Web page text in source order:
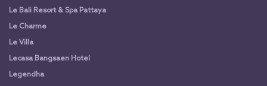
Le Bali Resort & Spa Pattaya
Le Charme
Le Villa
Lecasa Bangsaen Hotel
Legendha